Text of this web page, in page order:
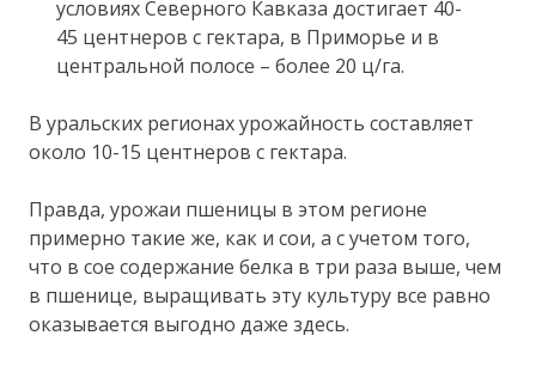
условиях Северного Кавказа достигает 40-
45 центнеров с гектара, в Приморье и в
центральной полосе – более 20 ц/га.
В уральских регионах урожайность составляет
около 10-15 центнеров с гектара.
Правда, урожаи пшеницы в этом регионе
примерно такие же, как и сои, а с учетом того,
что в сое содержание белка в три раза выше, чем
в пшенице, выращивать эту культуру все равно
оказывается выгодно даже здесь.